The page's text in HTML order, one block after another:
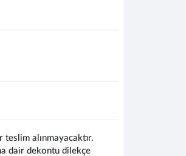
alınmayacaktır.
dair dekontu dilekçe